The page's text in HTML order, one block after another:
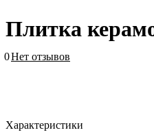
Плитка
0Нет отзывов
Характеристики